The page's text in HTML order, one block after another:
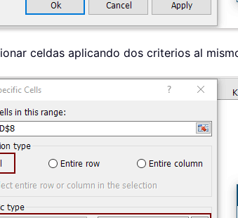
celdas aplicando dos criterios al